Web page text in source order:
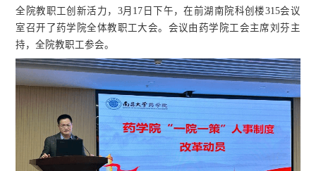
全院教职工创新活力，3月17日下午，在前湖南院科创楼315会议
室召开了药学院全体教职工大会。会议由药学院工会主席刘芬主
持，全院教职工参会。